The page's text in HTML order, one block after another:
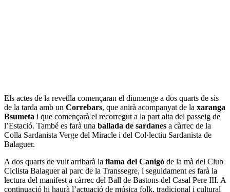
Els actes de la revetlla començaran el diumenge a dos quarts de sis
de la tarda amb un Correbars, que anirà acompanyat de la xaranga
Bsumeta i que començarà el recorregut a la part alta del passeig de
l’Estació. També es farà una ballada de sardanes a càrrec de la
Colla Sardanista Verge del Miracle i del Col·lectiu Sardanista de
Balaguer.
A dos quarts de vuit arribarà la flama del Canigó de la mà del Club
Ciclista Balaguer al parc de la Transsegre, i seguidament es farà la
lectura del manifest a càrrec del Ball de Bastons del Casal Pere III. A
continuació hi haurà l’actuació de música folk, tradicional i cultural